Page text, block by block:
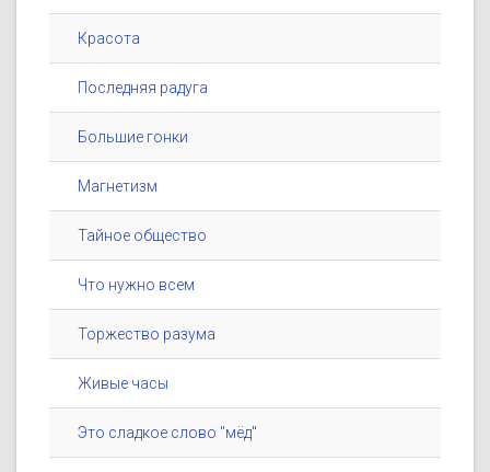
Красота
Последняя радуга
Большие гонки
Магнетизм
Тайное общество
Что нужно всем
Торжество разума
Живые часы
Это сладкое слово "мёд"